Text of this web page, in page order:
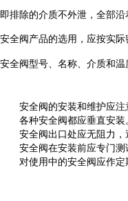
即排除的介质不外泄，全部沿
安全阀产品的选用，应按实
安全阀型号、名称、介质和温
安全阀的安装和维护应注
各种安全阀都应垂直安装
安全阀出口处应无阻力，
安全阀在安装前应专门测
对使用中的安全阀应作定